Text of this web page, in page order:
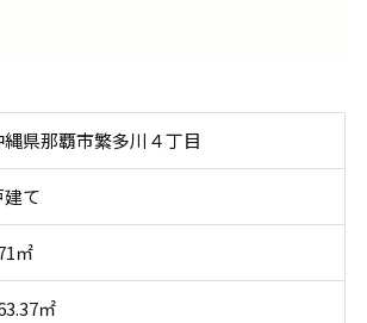
縄県那覇市繁多川４丁目
建て
㎡
㎡